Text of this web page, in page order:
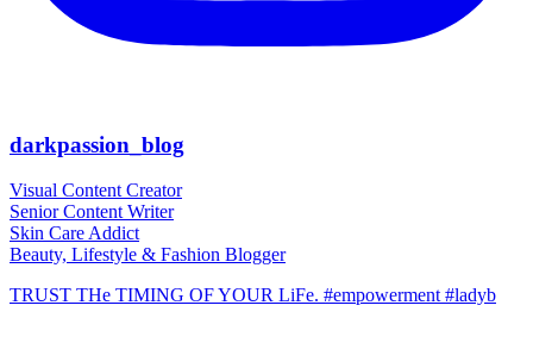
darkpassion_blog
Visual Content Creator
Senior Content Writer
Skin Care Addict
Beauty, Lifestyle & Fashion Blogger
TRUST THe TIMING OF YOUR LiFe. #empowerment #ladyb